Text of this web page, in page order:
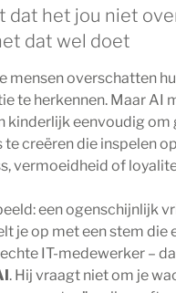
dat het jou niet
dat wel doet
mensen overschatten
te herkennen. Maar AI
kinderlijk eenvoudig
te creëren die inspelen
vermoeidheid of
een ogenschijnlijk
je op met een stem die
IT-medewerker –
. Hij vraagt niet om je